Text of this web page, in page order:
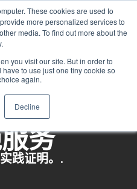
These cookies are used to
more personalized services to
media. To find out more about the
you visit our site. But in order to
to use just one tiny cookie so
again.
Decline
务
践证明。.
Chinese
English
Spanish
Hindi